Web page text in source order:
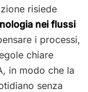
risiede
nei flussi
i processi,
chiare
in modo che la
senza